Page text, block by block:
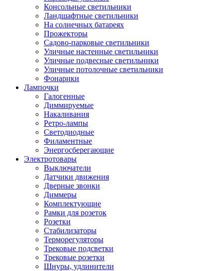
Консольные светильники
Ландшафтные светильники
На солнечных батареях
Прожекторы
Садово-парковые светильники
Уличные настенные светильники
Уличные подвесные светильники
Уличные потолочные светильники
Фонарики
Лампочки
Галогенные
Диммируемые
Накаливания
Ретро-лампы
Светодиодные
Филаментные
Энергосберегающие
Электротовары
Выключатели
Датчики движения
Дверные звонки
Диммеры
Комплектующие
Рамки для розеток
Розетки
Стабилизаторы
Терморегуляторы
Трековые подсветки
Трековые розетки
Шнуры, удлинители